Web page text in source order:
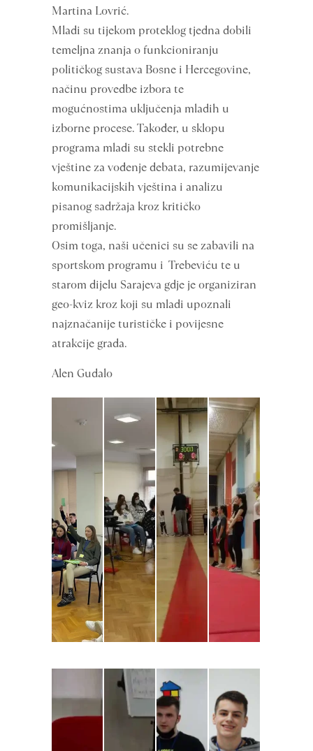
Martina Lovrić.
Mladi su tijekom proteklog tjedna dobili
temeljna znanja o funkcioniranju
političkog sustava Bosne i Hercegovine,
načinu provedbe izbora te
mogućnostima uključenja mladih u
izborne procese. Također, u sklopu
programa mladi su stekli potrebne
vještine za vođenje debata, razumijevanje
komunikacijskih vještina i analizu
pisanog sadržaja kroz kritičko
promišljanje.
Osim toga, naši učenici su se zabavili na
sportskom programu i Trebeviću te u
starom dijelu Sarajeva gdje je organiziran
geo-kviz kroz koji su mladi upoznali
najznačanije turističke i povijesne
atrakcije grada.
Alen Gudalo